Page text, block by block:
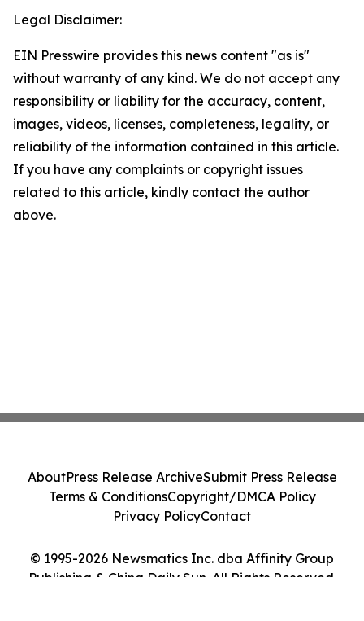
Legal Disclaimer:
EIN Presswire provides this news content "as is"
without warranty of any kind. We do not accept any
responsibility or liability for the accuracy, content,
images, videos, licenses, completeness, legality, or
reliability of the information contained in this article.
If you have any complaints or copyright issues
related to this article, kindly contact the author
above.
© 1995-2026 Newsmatics Inc. dba Affinity Group
Publishing & China Daily Sun. All Rights Reserved.
AboutPress Release ArchiveSubmit Press Release
Terms & ConditionsCopyright/DMCA Policy
Privacy PolicyContact